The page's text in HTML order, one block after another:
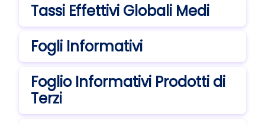
Tassi Effettivi Globali Medi
Fogli Informativi
Foglio Informativi Prodotti di
Terzi